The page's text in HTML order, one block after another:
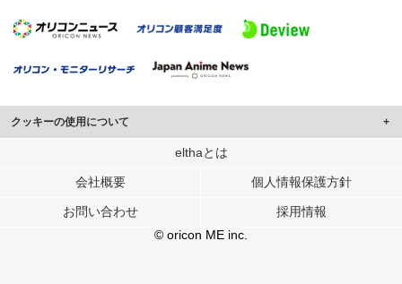
クッキーの使用について
このサイトでは Cookie を使用して、ユーザーに合わせたコンテンツや広告の
行っています。
メディアや広告配信、データ解析の各パートナーに提供しています。
各パートナーは、この情報とユーザーが各パートナーに提供した他の情報や、
ユーザーが各パートナーのサービスを使用したときに収集した他の情報を組み
elthaとは
会社概要 個人情報保護方針
お問い合わせ
採用情報
© oricon ME inc.